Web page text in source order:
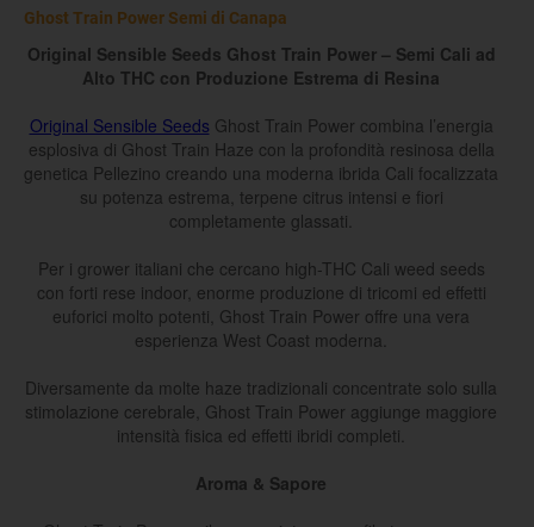
Ghost Train Power Semi di Canapa
Original Sensible Seeds Ghost Train Power – Semi Cali ad
Alto THC con Produzione Estrema di Resina
Original Sensible Seeds Ghost Train Power combina l’energia
esplosiva di Ghost Train Haze con la profondità resinosa della
genetica Pellezino creando una moderna ibrida Cali focalizzata
su potenza estrema, terpene citrus intensi e fiori
completamente glassati.
Per i grower italiani che cercano high-THC Cali weed seeds
con forti rese indoor, enorme produzione di tricomi ed effetti
euforici molto potenti, Ghost Train Power offre una vera
esperienza West Coast moderna.
Diversamente da molte haze tradizionali concentrate solo sulla
stimolazione cerebrale, Ghost Train Power aggiunge maggiore
intensità fisica ed effetti ibridi completi.
Aroma & Sapore